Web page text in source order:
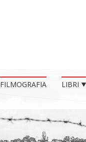
FILMOGRAFIA LIBRI